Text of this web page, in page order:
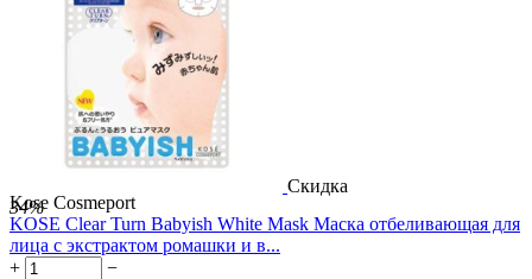
Скидка
34%
Kose Cosmeport
KOSE Clear Turn Babyish White Mask Маска отбеливающая для
лица с экстрактом ромашки и в...
+
−